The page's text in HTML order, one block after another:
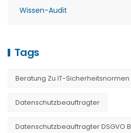
Wissen-Audit
Tags
Beratung Zu IT-Sicherheitsnormen
Datenschutzbeauftragter
Datenschutzbeauftragter DSGVO